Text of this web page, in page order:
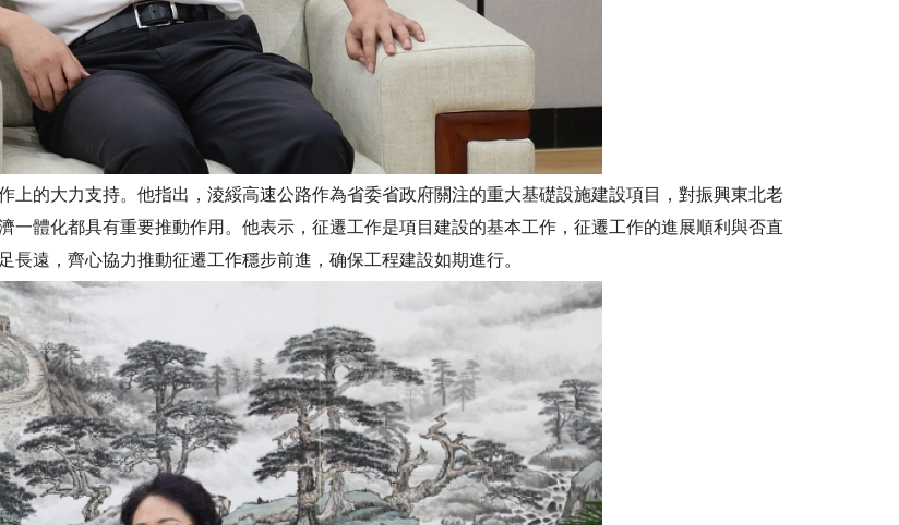
的大力支持。他指出，淩綏高速公路作為省委省政府關注的重大基礎設施建設項目，對振興東北老
一體化都具有重要推動作用。他表示，征遷工作是項目建設的基本工作，征遷工作的進展順利與否直
遠，齊心協力推動征遷工作穩步前進，确保工程建設如期進行。